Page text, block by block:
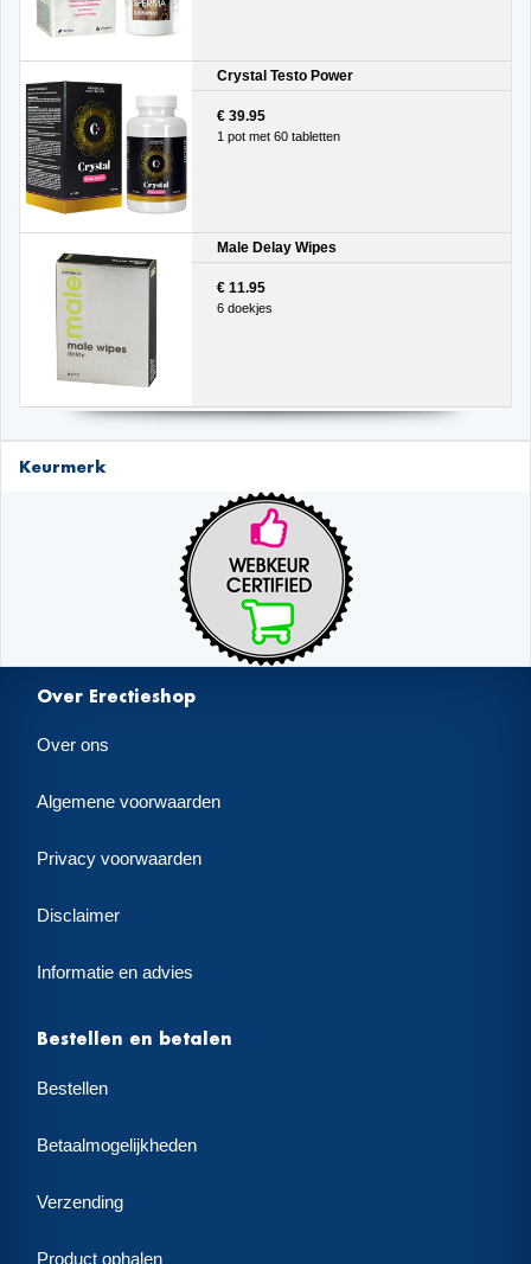
Crystal Testo Power
€ 39.95
1 pot met 60 tabletten
Male Delay Wipes
€ 11.95
6 doekjes
Keurmerk
Over Erectieshop
Over ons
Algemene voorwaarden
Privacy voorwaarden
Disclaimer
Informatie en advies
Bestellen en betalen
Bestellen
Betaalmogelijkheden
Verzending
Product ophalen